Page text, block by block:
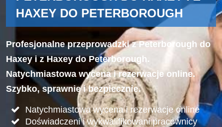
HAXEY DO PETERBOROUGH
Profesjonalne przeprowadzki z Peterborough do
Haxey i z Haxey do Peterborough.
Natychmiastowa wycena i rezerwacje online.
Szybko, sprawnie i bezpiecznie.
Natychmiastowa wycena i rezerwacje online
Doświadczeni i wykwalifikowani pracownicy